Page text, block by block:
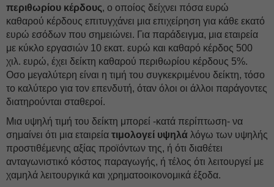
περιθωρίου κέρδους, ο οποίος δείχνει πόσα ευρώ
καθαρού κέρδους επιτυγχάνει μια επιχείρηση για κάθε εκατό
ευρώ εσόδων που σημειώνει. Για παράδειγμα, μια εταιρεία
με κύκλο εργασιών 10 εκατ. ευρώ και καθαρό κέρδος 500
χιλ. ευρώ, έχει δείκτη καθαρού περιθωρίου κέρδους 5%.
Οσο μεγαλύτερη είναι η τιμή του συγκεκριμένου δείκτη, τόσο
το καλύτερο για τον επενδυτή, όταν όλοι οι άλλοι παράγοντες
διατηρούνται σταθεροί.
Μια υψηλή τιμή του δείκτη μπορεί -κατά περίπτωση- να
σημαίνει ότι μια εταιρεία τιμολογεί υψηλά λόγω των υψηλής
προστιθέμενης αξίας προϊόντων της, ή ότι διαθέτει
ανταγωνιστικό κόστος παραγωγής, ή τέλος ότι λειτουργεί με
χαμηλά λειτουργικά και χρηματοοικονομικά έξοδα.